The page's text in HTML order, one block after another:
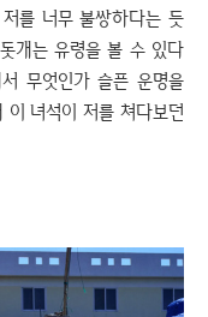
를 너무 불쌍하다는 듯
개는 유령을 볼 수 있다
무엇인가 슬픈 운명을
녀석이 저를 쳐다보던